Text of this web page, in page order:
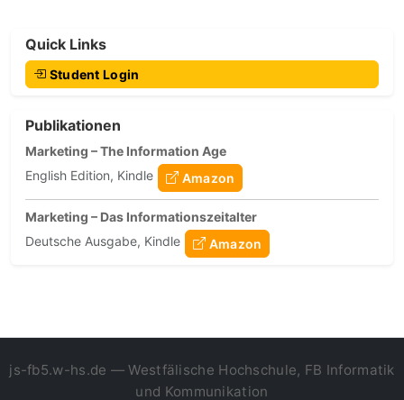
Quick Links
Student Login
Publikationen
Marketing – The Information Age
English Edition, Kindle
Amazon
Marketing – Das Informationszeitalter
Deutsche Ausgabe, Kindle
Amazon
js-fb5.w-hs.de — Westfälische Hochschule, FB Informatik
und Kommunikation